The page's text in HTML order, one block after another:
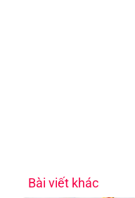
Bài viết khác